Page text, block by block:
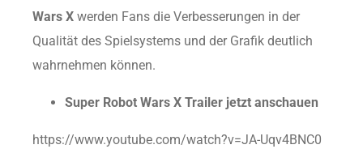
Wars X werden Fans die Verbesserungen in der
Qualität des Spielsystems und der Grafik deutlich
wahrnehmen können.
Super Robot Wars X Trailer jetzt anschauen
https://www.youtube.com/watch?v=JA-Uqv4BNC0